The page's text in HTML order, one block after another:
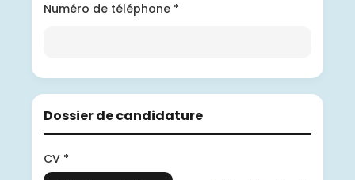
Numéro de téléphone *
Dossier de candidature
CV *